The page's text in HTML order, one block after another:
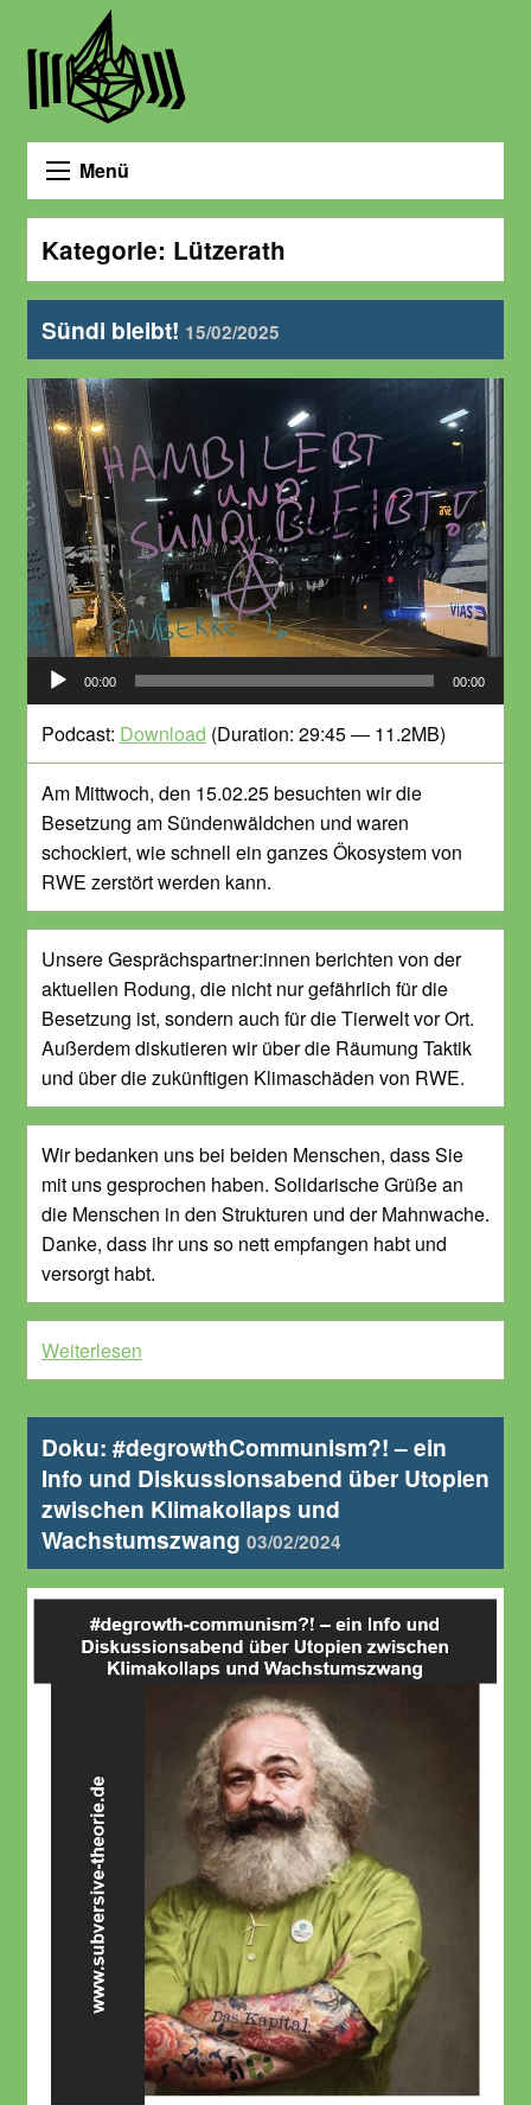
Menü
Kategorie: Lützerath
Sündi bleibt! 15/02/2025
Audio-
Player
00:00 00:00
Podcast: Download (Duration: 29:45 — 11.2MB)
Am Mittwoch, den 15.02.25 besuchten wir die
Besetzung am Sündenwäldchen und waren
schockiert, wie schnell ein ganzes Ökosystem von
RWE zerstört werden kann.
Unsere Gesprächspartner:innen berichten von der
aktuellen Rodung, die nicht nur gefährlich für die
Besetzung ist, sondern auch für die Tierwelt vor Ort.
Außerdem diskutieren wir über die Räumung Taktik
und über die zukünftigen Klimaschäden von RWE.
Wir bedanken uns bei beiden Menschen, dass Sie
mit uns gesprochen haben. Solidarische Grüße an
die Menschen in den Strukturen und der Mahnwache.
Danke, dass ihr uns so nett empfangen habt und
versorgt habt.
Weiterlesen
Doku: #degrowthCommunism?! – ein
Info und Diskussionsabend über Utopien
zwischen Klimakollaps und
Wachstumszwang 03/02/2024